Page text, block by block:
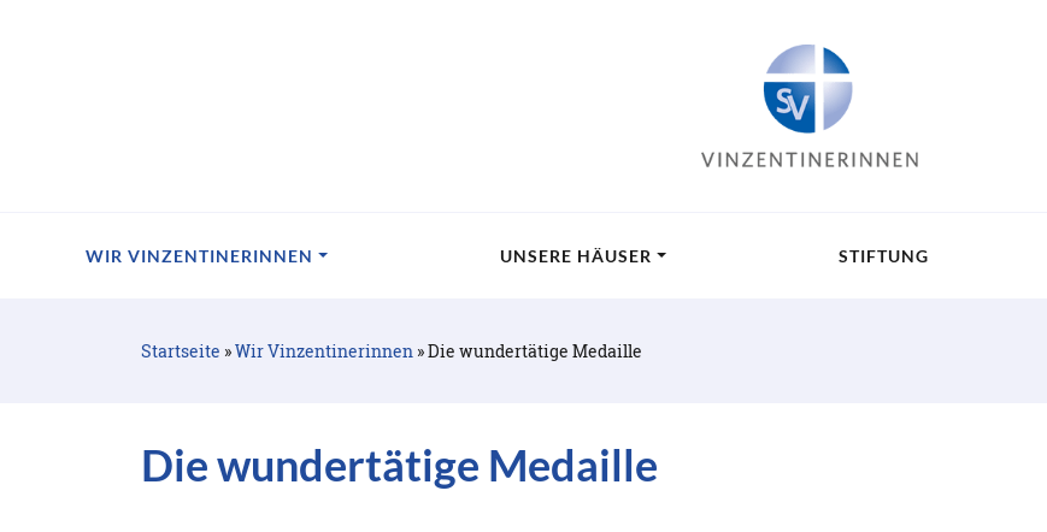
WIR VINZENTINERINNEN UNSERE HÄUSER STIFTUNG
Startseite »Wir Vinzentinerinnen »Die wundertätige Medaille
Die wundertätige Medaille